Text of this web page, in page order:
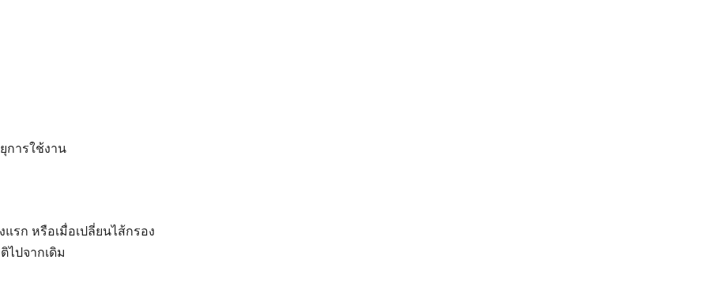
การใช้งาน
รก หรือเมื่อเปลี่ยนไส้กรอง
ปจากเดิม